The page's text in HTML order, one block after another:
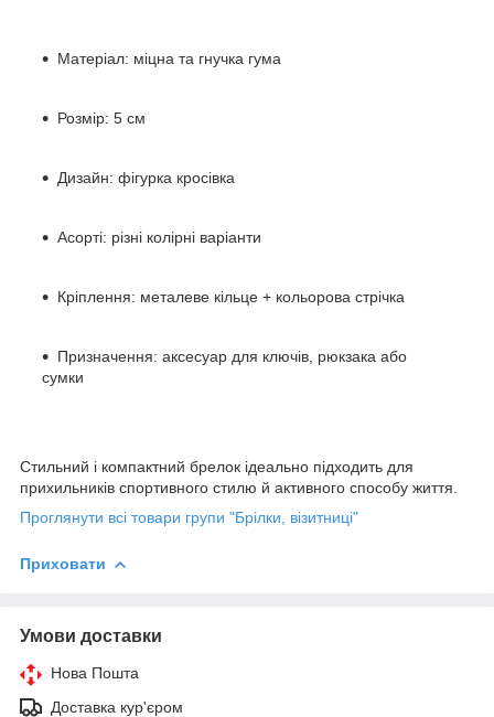
Матеріал: міцна та гнучка гума
Розмір: 5 см
Дизайн: фігурка кросівка
Асорті: різні колірні варіанти
Кріплення: металеве кільце + кольорова стрічка
Призначення: аксесуар для ключів, рюкзака або
сумки
Стильний і компактний брелок ідеально підходить для
прихильників спортивного стилю й активного способу життя.
Проглянути всі товари групи "Брілки, візитниці"
Приховати
Умови доставки
Нова Пошта
Доставка кур'єром